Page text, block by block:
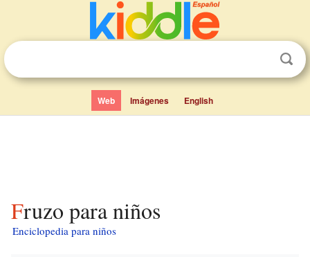
Web Imágenes English
Fruzo para niños
Enciclopedia para niños